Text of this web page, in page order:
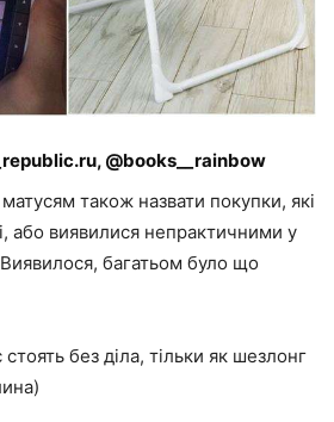
@books__rainbow
також назвати покупки, які
або виявилися непрактичними у
багатьом було що
без діла, тільки як шезлонг